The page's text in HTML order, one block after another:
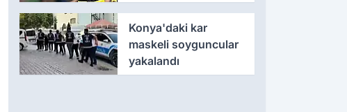
Konya'daki kar
maskeli soyguncular
yakalandı